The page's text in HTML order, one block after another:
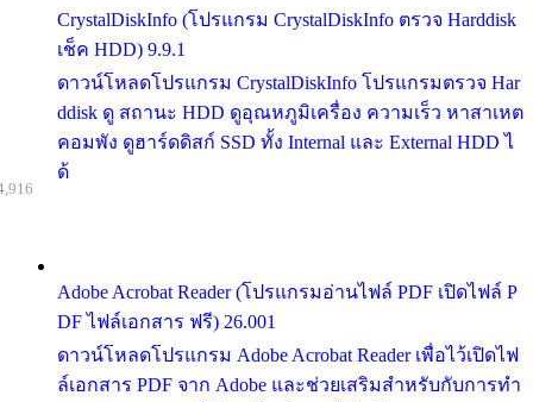
CrystalDiskInfo (โปรแกรม CrystalDiskInfo ตรวจ Harddisk
เช็ค HDD) 9.9.1
ดาวน์โหลดโปรแกรม CrystalDiskInfo โปรแกรมตรวจ Har
ddisk ดู สถานะ HDD ดูอุณหภูมิเครื่อง ความเร็ว หาสาเหต
คอมพัง ดูฮาร์ดดิสก์ SSD ทั้ง Internal และ External HDD ไ
ด้
Adobe Acrobat Reader (โปรแกรมอ่านไฟล์ PDF เปิดไฟล์ P
DF ไฟล์เอกสาร ฟรี) 26.001
ดาวน์โหลดโปรแกรม Adobe Acrobat Reader เพื่อไว้เปิดไฟ
ล์เอกสาร PDF จาก Adobe และช่วยเสริมสำหรับกับการทำ